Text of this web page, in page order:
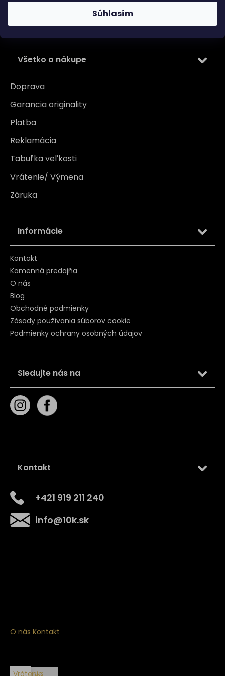
Súhlasím
Všetko o nákupe
Doprava
Garancia originality
Platba
Reklamácia
Tabuľka veľkosti
Vrátenie/ Výmena
Záruka
Informácie
Kontakt
Kamenná predajňa
O nás
Blog
Obchodné podmienky
Zásady používania súborov cookie
Podmienky ochrany osobných údajov
Sledujte nás na
Kontakt
info@10k.sk
+421 919 211 240
O nás Kontakt